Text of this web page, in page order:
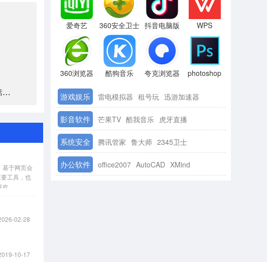
钉钉直播聊天对话框在什么位置？钉钉直播聊天对话框位置
基于网页会
工具，也
。...
02-28
10-17
爱奇艺 360安全卫士 抖音电脑版 WPS
360浏览器 酷狗音乐 夸克浏览器 photoshop
游戏娱乐 雷电模拟器 租号玩 迅游加速器
影音软件 芒果TV 酷我音乐 虎牙直播
系统安全 腾讯管家 鲁大师 2345卫士
办公软件 office2007 AutoCAD XMind